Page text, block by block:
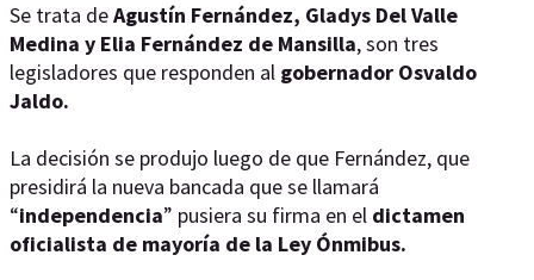
Se trata deAgustín Fernández, Gladys Del Valle
Medina y Elia Fernández de Mansilla, son tres
legisladores que responden al gobernador Osvaldo
Jaldo.
La decisión se produjo luego de que Fernández, que
presidirá la nueva bancada que se llamará
“independencia” pusiera su firma en el dictamen
oficialista de mayoría de la Ley Ónmibus.